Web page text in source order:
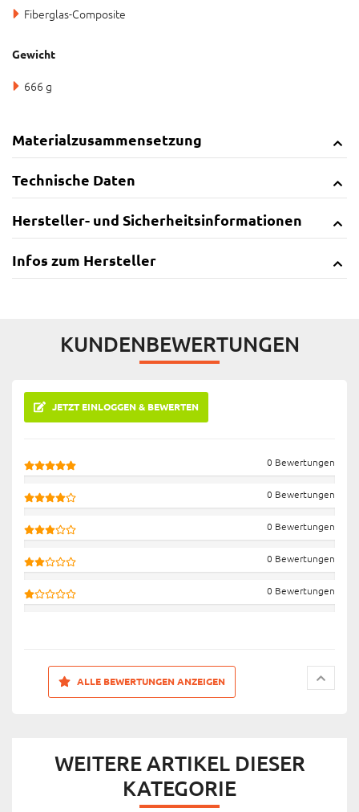
Fiberglas-Composite
Gewicht
666 g
Materialzusammensetzung
Technische Daten
Hersteller- und Sicherheitsinformationen
Infos zum Hersteller
KUNDENBEWERTUNGEN
JETZT EINLOGGEN & BEWERTEN
0 Bewertungen
0 Bewertungen
0 Bewertungen
0 Bewertungen
0 Bewertungen
ALLE BEWERTUNGEN ANZEIGEN
WEITERE ARTIKEL DIESER
KATEGORIE